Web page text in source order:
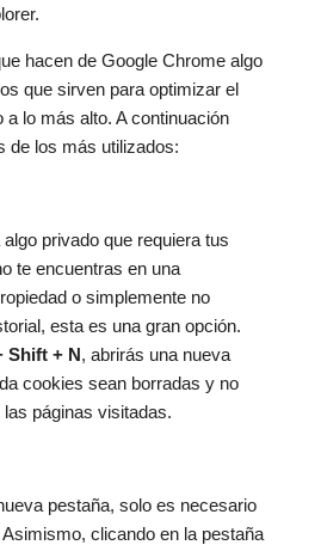
hacen de Google Chrome algo
que sirven para optimizar el
a lo más alto. A continuación
de los más utilizados:
privado que requiera tus
te encuentras en una
o simplemente no
esta es una gran opción.
Shift + N, abrirás una nueva
cookies sean borradas y no
páginas visitadas.
pestaña, solo es necesario
Asimismo, clicando en la pestaña